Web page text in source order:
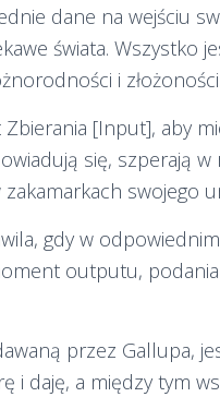
dane na wejściu
świata. Wszystko
i złożoności.
[Input], aby
się, szperają
swojego
gdy w
outputu,
przez Gallupa,
i daję, a między tym